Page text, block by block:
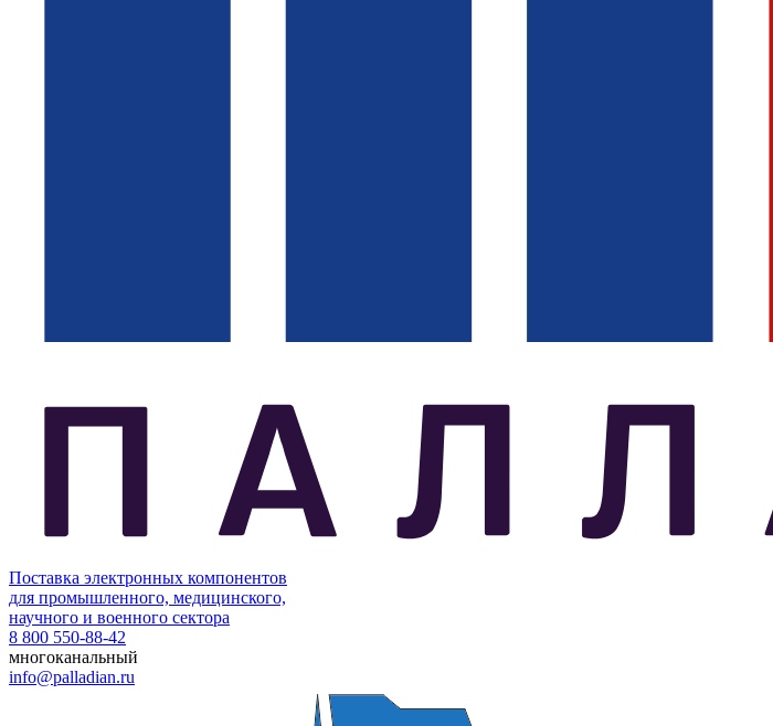
Поставка электронных компонентов
для промышленного, медицинского,
научного и военного сектора
8 800 550-88-42
многоканальный
info@palladian.ru